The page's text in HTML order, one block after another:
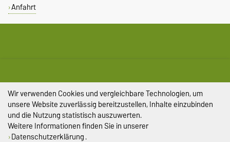
Anfahrt
Impressum
Datenschutz
Wir verwenden Cookies und vergleichbare Technologien, um
unsere Website zuverlässig bereitzustellen, Inhalte einzubinden
und die Nutzung statistisch auszuwerten.
Weitere Informationen finden Sie in unserer
Datenschutzerklärung.